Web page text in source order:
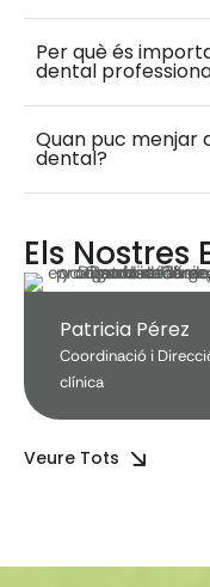
Per què és
dental
Quan puc menjar
dental?
Els Nostres
Patricia Pérez
Coordinació i
clínica
Veure Tots